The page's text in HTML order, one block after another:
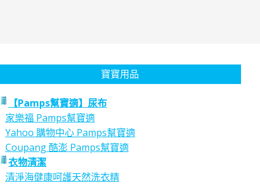
寶寶用品
【Pamps幫寶適】尿布
家樂福 Pamps幫寶適
Yahoo 購物中心 Pamps幫寶適
Coupang 酷澎 Pamps幫寶適
衣物清潔
清淨海健康呵護天然洗衣精